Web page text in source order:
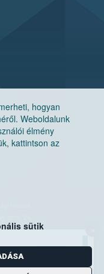
hogyan
Weboldalunk
élmény
kattintson az
sütik
Hivatal
Pf. 30.